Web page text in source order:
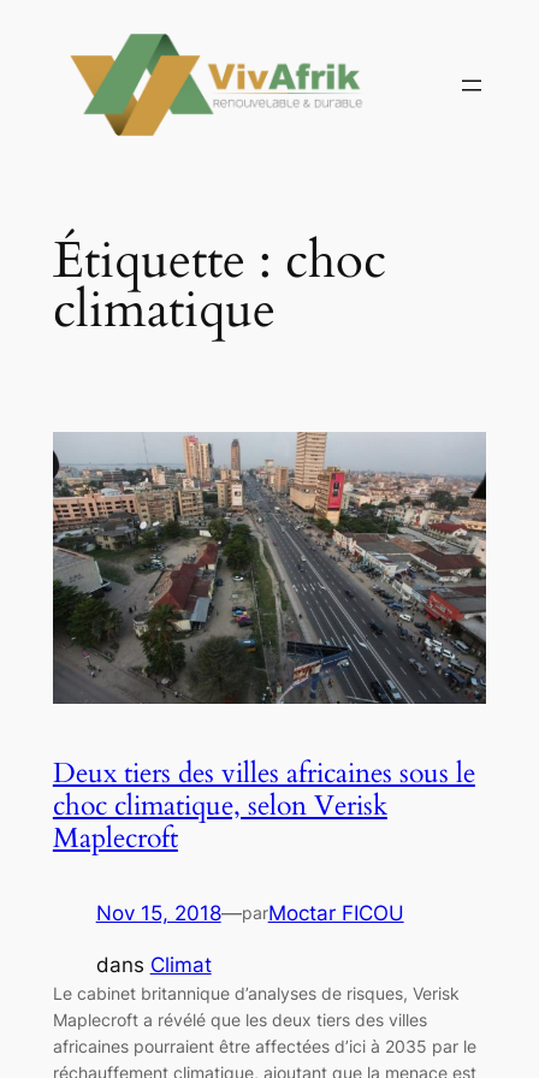
contenu
Étiquette : choc
climatique
Deux tiers des villes africaines sous le
choc climatique, selon Verisk
Maplecroft
Nov 15, 2018—parMoctar FICOU
dans Climat
Le cabinet britannique d’analyses de risques, Verisk
Maplecroft a révélé que les deux tiers des villes
africaines pourraient être affectées d’ici à 2035 par le
réchauffement climatique, ajoutant que la menace est